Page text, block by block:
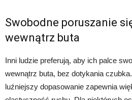
Swobodne poruszanie
wewnątrz buta
Inni ludzie preferują, aby ich palce
wewnątrz buta, bez dotykania
luźniejszy dopasowanie zapewnia